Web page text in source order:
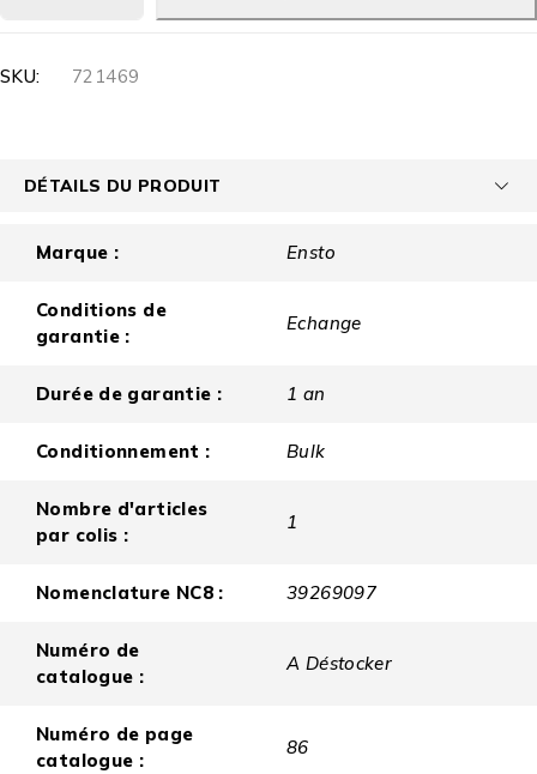
SKU: 721469
DÉTAILS DU PRODUIT
Marque : Ensto
Conditions de
garantie :
Echange
Durée de garantie : 1 an
Conditionnement : Bulk
Nombre d'articles
par colis :
1
Nomenclature NC8 : 39269097
Numéro de
catalogue :
A Déstocker
Numéro de page
catalogue :
86